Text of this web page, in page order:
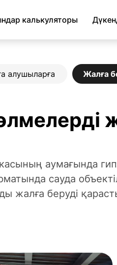
калькуляторы
алушыларға Жалға
аумағында
сауда
жалға беруді